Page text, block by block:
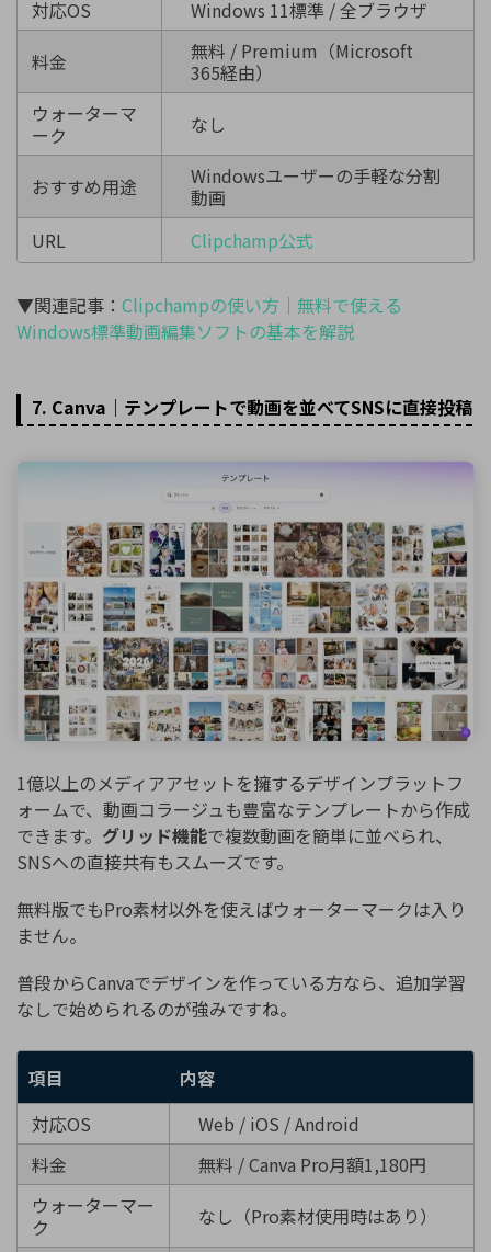
対応OS
Windows 11標準 / 全ブラウザ
料金
無料 / Premium（Microsoft
365経由）
ウォーターマ
ーク
なし
おすすめ用途
Windowsユーザーの手軽な分割
動画
URL
Clipchamp公式
▼関連記事： Clipchampの使い方｜無料で使える
Windows標準動画編集ソフトの基本を解説
7. Canva｜テンプレートで動画を並べてSNSに直接投稿
1億以上のメディアアセットを擁するデザインプラットフ
ォームで、動画コラージュも豊富なテンプレートから作成
できます。 グリッド機能で複数動画を簡単に並べられ、
SNSへの直接共有もスムーズです。
無料版でもPro素材以外を使えばウォーターマークは入り
ません。
普段からCanvaでデザインを作っている方なら、追加学習
なしで始められるのが強みですね。
項目
内容
対応OS
Web / iOS / Android
料金
無料 / Canva Pro月額1,180円
ウォーターマー
ク
なし（Pro素材使用時はあり）